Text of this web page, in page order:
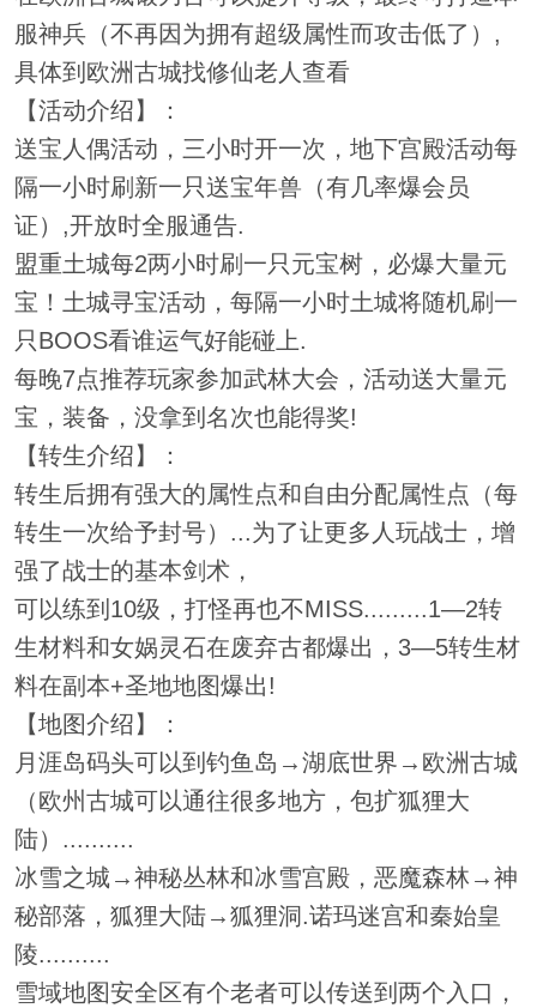
服神兵（不再因为拥有超级属性而攻击低了）,
具体到欧洲古城找修仙老人查看
【活动介绍】：
送宝人偶活动，三小时开一次，地下宫殿活动每
隔一小时刷新一只送宝年兽（有几率爆会员
证）,开放时全服通告.
盟重土城每2两小时刷一只元宝树，必爆大量元
宝！土城寻宝活动，每隔一小时土城将随机刷一
只BOOS看谁运气好能碰上.
每晚7点推荐玩家参加武林大会，活动送大量元
宝，装备，没拿到名次也能得奖!
【转生介绍】：
转生后拥有强大的属性点和自由分配属性点（每
转生一次给予封号）...为了让更多人玩战士，增
强了战士的基本剑术，
可以练到10级，打怪再也不MISS.........1—2转
生材料和女娲灵石在废弃古都爆出，3—5转生材
料在副本+圣地地图爆出!
【地图介绍】：
月涯岛码头可以到钓鱼岛→湖底世界→欧洲古城
（欧州古城可以通往很多地方，包扩狐狸大
陆）..........
冰雪之城→神秘丛林和冰雪宫殿，恶魔森林→神
秘部落，狐狸大陆→狐狸洞.诺玛迷宫和秦始皇
陵..........
雪域地图安全区有个老者可以传送到两个入口，